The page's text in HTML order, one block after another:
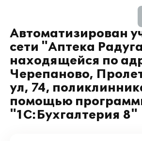
Автоматизирован
сети "Аптека
находящейся по
Черепаново,
ул, 74,
помощью
"1С:Бухгалтерия 8"